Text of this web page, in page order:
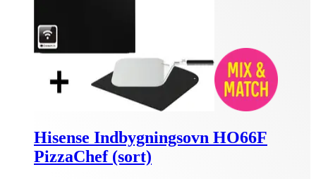
Hisense Indbygningsovn HO66F
PizzaChef (sort)